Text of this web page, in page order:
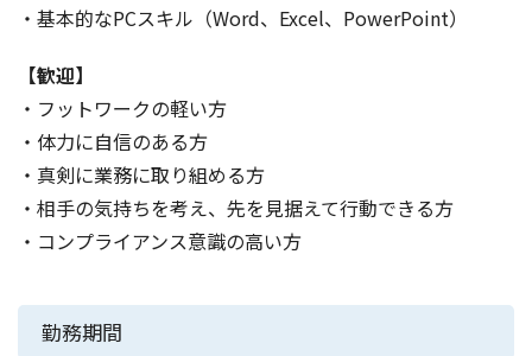
・基本的なPCスキル（Word、Excel、PowerPoint）
【歓迎】
・フットワークの軽い方
・体力に自信のある方
・真剣に業務に取り組める方
・相手の気持ちを考え、先を見据えて行動できる方
・コンプライアンス意識の高い方
勤務期間